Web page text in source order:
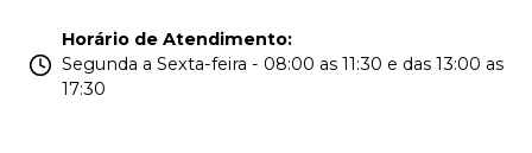
Horário de Atendimento:
Segunda a Sexta-feira - 08:00 as 11:30 e das 13:00 as
17:30